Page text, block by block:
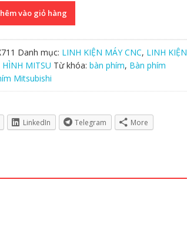
vào giỏ hàng
Danh mục: LINH KIỆN MÁY CNC, LINH KIỆN
MITSU Từ khóa: bàn phím, Bàn phím
Mitsubishi
LinkedIn Telegram More